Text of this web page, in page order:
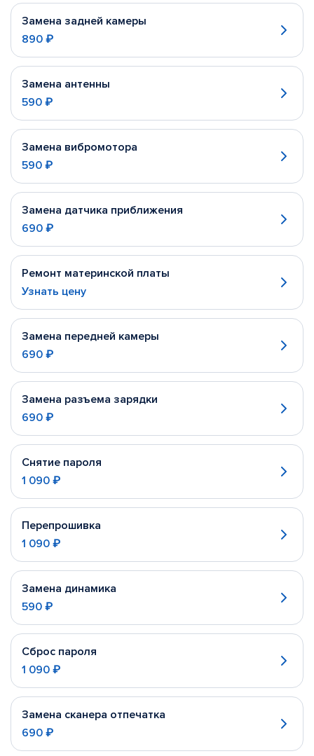
Замена задней камеры
890 ₽
Замена антенны
590 ₽
Замена вибромотора
590 ₽
Замена датчика приближения
690 ₽
Ремонт материнской платы
Узнать цену
Замена передней камеры
690 ₽
Замена разъема зарядки
690 ₽
Снятие пароля
1 090 ₽
Перепрошивка
1 090 ₽
Замена динамика
590 ₽
Сброс пароля
1 090 ₽
Замена сканера отпечатка
690 ₽